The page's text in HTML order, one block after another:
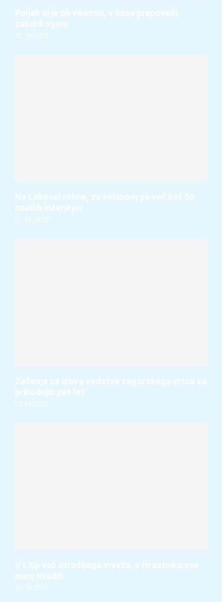
Poljak si je ob vikendu, v času prepovedi,
zakuril ogenj
07. 08. 2026
Na Lakonci rohne, za volanom pa več kot 50
mladih inženirjev
07. 08. 2026
Začenja se izbira vodstva zagorskega vrtca za
prihodnjih pet let
07. 08. 2026
V Litiji več otroškega vrveža, v Hrastniku vse
manj mladih
07. 08. 2026